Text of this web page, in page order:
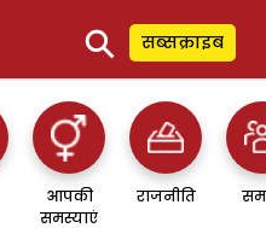
⚲ सब्सक्राइब
आपकी
समस्याएं
राजनीति